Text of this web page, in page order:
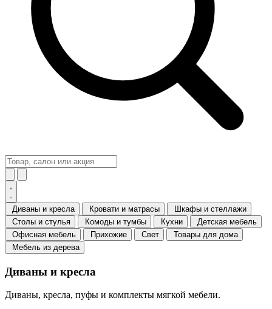
Диваны и кресла Кровати и матрасы
Шкафы и стеллажи
Столы и стулья
Комоды и тумбы Кухни
Детская мебель
Офисная мебель
Прихожие Свет
Товары для дома
Мебель из дерева
Диваны и кресла
Диваны, кресла, пуфы и комплекты мягкой мебели.